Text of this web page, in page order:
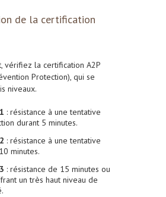
de la certification
vérifiez la certification A2P
Protection), qui se
niveaux.
: résistance à une tentative
durant 5 minutes.
: résistance à une tentative
minutes.
: résistance de 15 minutes ou
un très haut niveau de